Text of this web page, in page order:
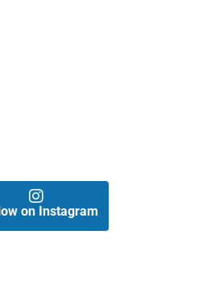
on Instagram